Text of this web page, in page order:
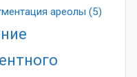
ареолы (5)